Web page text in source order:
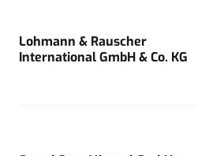
Lohmann & Rauscher
International GmbH & Co. KG